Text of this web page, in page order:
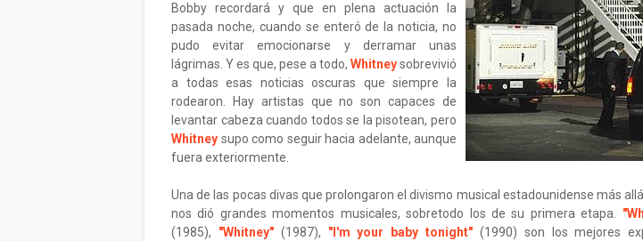
Bobby recordará y que en plena actuación la
pasada noche, cuando se enteró de la noticia, no
pudo evitar emocionarse y derramar unas
lágrimas. Y es que, pese a todo, Whitneysobrevivió
a todas esas noticias oscuras que siempre la
rodearon. Hay artistas que no son capaces de
levantar cabeza cuando todos se la pisotean, pero
Whitney supo como seguir hacia adelante, aunque
fuera exteriormente.
Una de las pocas divas que prolongaron el divismo musical estadounidense más
nos dió grandes momentos musicales, sobretodo los de su primera etapa.
(1985), "Whitney"(1987), "I'm your baby tonight" (1990) son los mejores